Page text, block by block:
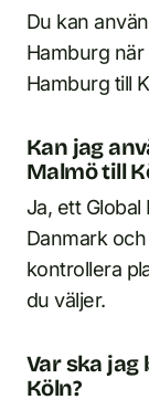
Du kan
Hamburg
Hamburg till
Kan jag
Malmö till
Ja, ett
Danmark
kontrollera
du väljer.
Var ska
Köln?